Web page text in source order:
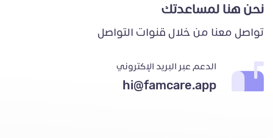
نحن هنا لمساعدتك
تواصل معنا من خلال قنوات التواصل
الدعم عبر البريد الإكتروني
hi@famcare.app